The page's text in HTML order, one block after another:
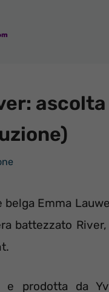
Emma
battezzato
e prodotta da